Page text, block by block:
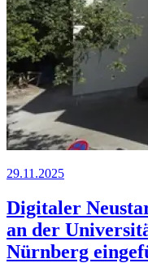
29.11.2025
Digitaler
an der
Nürnberg